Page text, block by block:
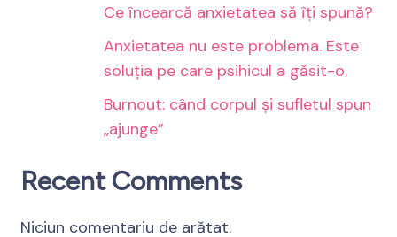
Ce încearcă anxietatea să îți spună?
Anxietatea nu este problema. Este
soluția pe care psihicul a găsit-o.
Burnout: când corpul și sufletul spun
„ajunge”
Recent Comments
Niciun comentariu de arătat.